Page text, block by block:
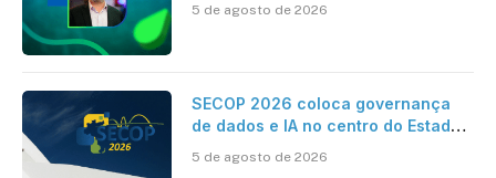
Contabilidade
5 de agosto de 2026
SECOP 2026 coloca governança
de dados e IA no centro do Estado
5 de agosto de 2026